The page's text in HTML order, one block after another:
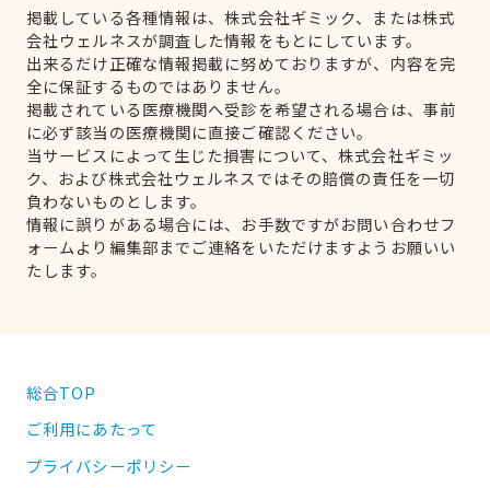
掲載している各種情報は、株式会社ギミック、または株式
会社ウェルネスが調査した情報をもとにしています。
出来るだけ正確な情報掲載に努めておりますが、内容を完
全に保証するものではありません。
掲載されている医療機関へ受診を希望される場合は、事前
に必ず該当の医療機関に直接ご確認ください。
当サービスによって生じた損害について、株式会社ギミッ
ク、および株式会社ウェルネスではその賠償の責任を一切
負わないものとします。
情報に誤りがある場合には、お手数ですがお問い合わせフ
ォームより編集部までご連絡をいただけますようお願いい
たします。
総合TOP
ご利用にあたって
プライバシーポリシー